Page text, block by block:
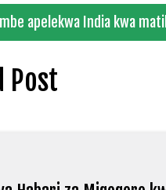
apelekwa India kwa
Post